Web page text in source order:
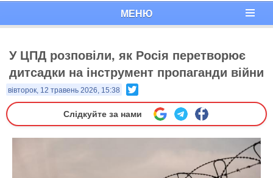
МЕНЮ
У ЦПД розповіли, як Росія перетворює
дитсадки на інструмент пропаганди війни
вівторок, 12 травень 2026, 15:38
Слідкуйте за нами